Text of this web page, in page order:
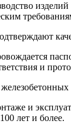
и
и
лет и более.